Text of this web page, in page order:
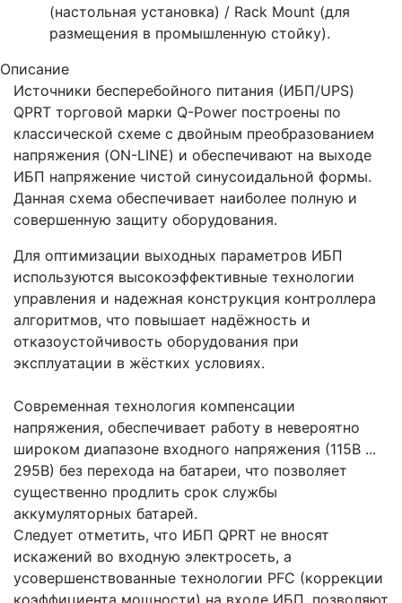
(настольная установка) / Rack Mount (для
размещения в промышленную стойку).
Описание
Источники бесперебойного питания (ИБП/UPS)
QPRT торговой марки Q-Power построены по
классической схеме с двойным преобразованием
напряжения (ON-LINE) и обеспечивают на выходе
ИБП напряжение чистой синусоидальной формы.
Данная схема обеспечивает наиболее полную и
совершенную защиту оборудования.
Для оптимизации выходных параметров ИБП
используются высокоэффективные технологии
управления и надежная конструкция контроллера
алгоритмов, что повышает надёжность и
отказоустойчивость оборудования при
эксплуатации в жёстких условиях.
Современная технология компенсации
напряжения, обеспечивает работу в невероятно
широком диапазоне входного напряжения (115В ...
295В) без перехода на батареи, что позволяет
существенно продлить срок службы
аккумуляторных батарей.
Следует отметить, что ИБП QPRT не вносят
искажений во входную электросеть, а
усовершенствованные технологии PFC (коррекции
коэффициента мощности) на входе ИБП, позволяют